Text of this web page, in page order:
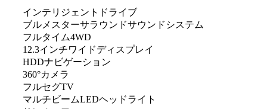
インテリジェントドライブ
ブルメスターサラウンドサウンドシステム
フルタイム4WD
12.3インチワイドディスプレイ
HDDナビゲーション
360°カメラ
フルセグTV
マルチビームLEDヘッドライト